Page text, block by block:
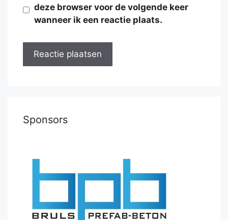
deze browser voor de volgende keer
wanneer ik een reactie plaats.
Sponsors